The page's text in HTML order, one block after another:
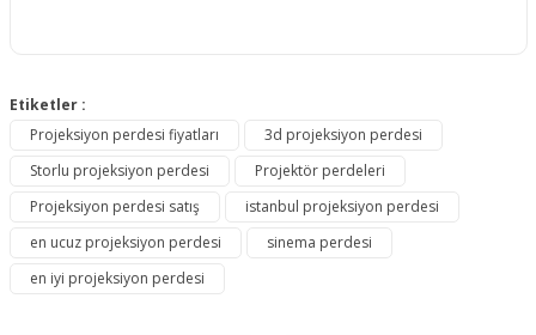
Etiketler :
Projeksiyon perdesi fiyatları
3d projeksiyon perdesi
Storlu projeksiyon perdesi
Projektör perdeleri
Projeksiyon perdesi satış
istanbul projeksiyon perdesi
en ucuz projeksiyon perdesi
sinema perdesi
en iyi projeksiyon perdesi